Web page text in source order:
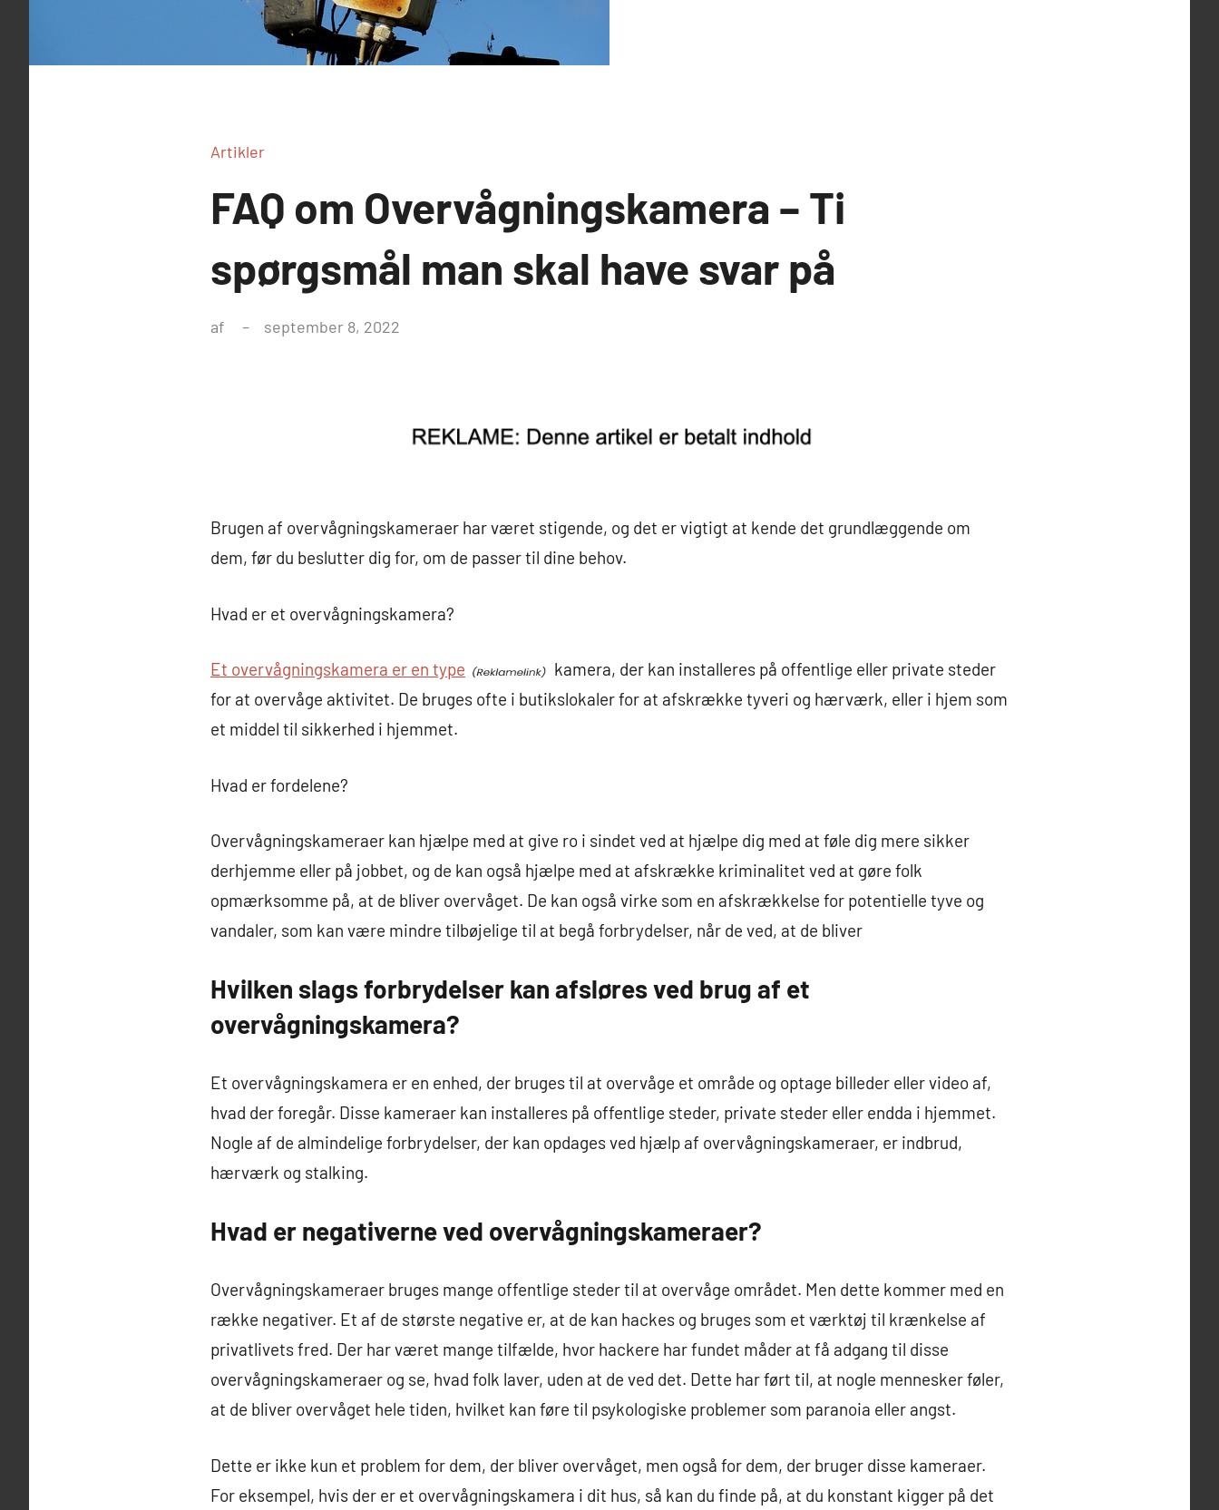
Artikler
FAQ om Overvågningskamera – Ti
spørgsmål man skal have svar på
af september 8, 2022
Brugen af overvågningskameraer har været stigende, og det er vigtigt at kende det grundlæggende om
dem, før du beslutter dig for, om de passer til dine behov.
Hvad er et overvågningskamera?
Et overvågningskamera er en type
kamera, der kan installeres på offentlige eller private steder
for at overvåge aktivitet. De bruges ofte i butikslokaler for at afskrække tyveri og hærværk, eller i hjem som
et middel til sikkerhed i hjemmet.
Hvad er fordelene?
Overvågningskameraer kan hjælpe med at give ro i sindet ved at hjælpe dig med at føle dig mere sikker
derhjemme eller på jobbet, og de kan også hjælpe med at afskrække kriminalitet ved at gøre folk
opmærksomme på, at de bliver overvåget. De kan også virke som en afskrækkelse for potentielle tyve og
vandaler, som kan være mindre tilbøjelige til at begå forbrydelser, når de ved, at de bliver
Hvilken slags forbrydelser kan afsløres ved brug af et
overvågningskamera?
Et overvågningskamera er en enhed, der bruges til at overvåge et område og optage billeder eller video af,
hvad der foregår. Disse kameraer kan installeres på offentlige steder, private steder eller endda i hjemmet.
Nogle af de almindelige forbrydelser, der kan opdages ved hjælp af overvågningskameraer, er indbrud,
hærværk og stalking.
Hvad er negativerne ved overvågningskameraer?
Overvågningskameraer bruges mange offentlige steder til at overvåge området. Men dette kommer med en
række negativer. Et af de største negative er, at de kan hackes og bruges som et værktøj til krænkelse af
privatlivets fred. Der har været mange tilfælde, hvor hackere har fundet måder at få adgang til disse
overvågningskameraer og se, hvad folk laver, uden at de ved det. Dette har ført til, at nogle mennesker føler,
at de bliver overvåget hele tiden, hvilket kan føre til psykologiske problemer som paranoia eller angst.
Dette er ikke kun et problem for dem, der bliver overvåget, men også for dem, der bruger disse kameraer.
For eksempel, hvis der er et overvågningskamera i dit hus, så kan du finde på, at du konstant kigger på det